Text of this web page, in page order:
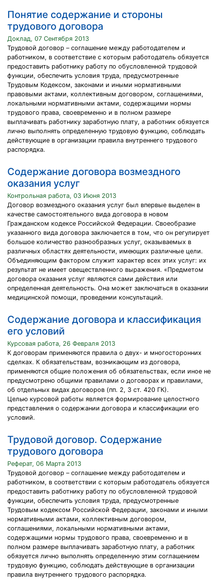
Понятие содержание и стороны
трудового договора
Доклад, 07 Сентября 2013
Трудовой договор – соглашение между работодателем и
работником, в соответствие с которым работодатель обязуется
предоставить работнику работу по обусловленной трудовой
функции, обеспечить условия труда, предусмотренные
Трудовым Кодексом, законами и иными нормативными
правовыми актами, коллективным договором, соглашениями,
локальными нормативными актами, содержащими нормы
трудового права, своевременно и в полном размере
выплачивать работнику заработную плату, а работник обязуется
лично выполнять определенную трудовую функцию, соблюдать
действующие в организации правила внутреннего трудового
распорядка.
Содержание договора возмездного
оказания услуг
Контрольная работа, 03 Июня 2013
Договор возмездного оказания услуг был впервые выделен в
качестве самостоятельного вида договора в новом
Гражданском кодексе Российской Федерации. Своеобразие
указанного вида договора заключается в том, что он регулирует
большое количество разнообразных услуг, оказываемых в
различных областях деятельности, имеющих различные цели.
Объединяющим фактором служит характер всех этих услуг: их
результат не имеет овеществленного выражения. «Предметом
договора оказания услуг являются сами действия или
определенная деятельность. Она может заключаться в оказании
медицинской помощи, проведении консультаций.
Содержание договора и классификация
его условий
Курсовая работа, 26 Февраля 2013
К договорам применяются правила о двух- и многосторонних
сделках. К обязательствам, возникающим из договора,
применяются общие положения об обязательствах, если иное не
предусмотрено общими правилами о договорах и правилами,
об отдельных видах договоров (пп. 2, 3 ст. 420 ГК).
Целью курсовой работы является формирование целостного
представления о содержании договора и классификации его
условий.
Трудовой договор. Содержание
трудового договора
Реферат, 06 Марта 2013
Трудовой договор – соглашение между работодателем и
работником, в соответствии с которым работодатель обязуется
предоставить работнику работу по обусловленной трудовой
функции, обеспечить условия труда, предусмотренные
Трудовым кодексом Российской Федерации, законами и иными
нормативными актами, коллективным договором,
соглашениями, локальными нормативными актами,
содержащими нормы трудового права, своевременно и в
полном размере выплачивать заработную плату, а работник
обязуется лично выполнять определенную этим соглашением
трудовую функцию, соблюдать действующие в организации
правила внутреннего трудового распорядка.